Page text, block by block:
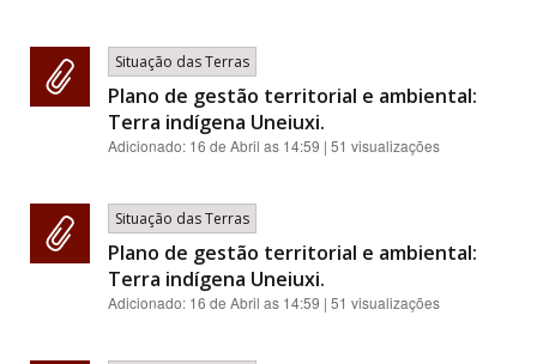
Situação das Terras
Plano de gestão territorial e ambiental:
Terra indígena Uneiuxi.
Adicionado: 16 de Abril as 14:59 | 51 visualizações
Situação das Terras
Plano de gestão territorial e ambiental:
Terra indígena Uneiuxi.
Adicionado: 16 de Abril as 14:59 | 51 visualizações